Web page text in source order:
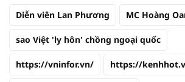
Diễn viên Lan Phương MC Hoàng
sao Việt 'ly hôn' chồng ngoại quốc
https://vninfor.vn/ https://